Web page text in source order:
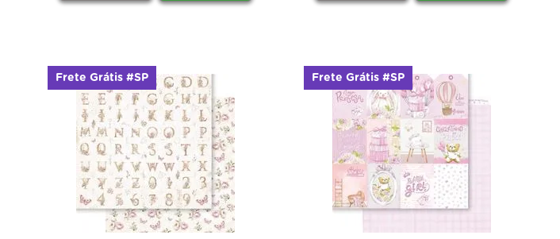
Frete Grátis #SP Frete Grátis #SP